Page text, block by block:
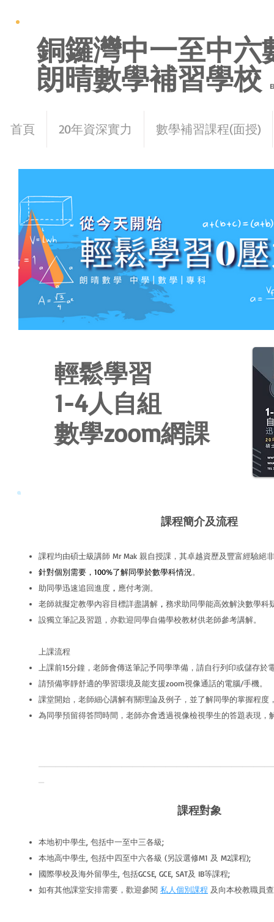
銅鑼灣中一至中六
朗晴數學補習學校
首頁 20年資深實力 數學補習課程(面授)
輕鬆學習
1-4人自組
數學zoom網課
課程簡介及流程
課程均由碩士級講師 Mr Mak 親自授課，其卓越資歷及豐富經驗絕
針對個別需要，100%了解同學於數學科情況 。
助同學迅速追回進度 ， 應付考測。
老師就擬定教學內容目標詳盡講解 ， 務求助同學能高效解決數學科
設獨立筆記及習題，亦歡迎同學自備學校教材供老師參考講解。
上課流程
上課前15分鐘，老師會傳送筆記予同學準備，請自行列印或儲存於
請預備寧靜舒適的學習環境及能支援zoom視像通話的電腦/手機。
課堂開始，老師細心講解有關理論及例子，並了解同學的掌握程度
為同學預留得答問時間，老師亦會透過視像檢視學生的答題表現，
​課程對象
本地初中學生, 包括中一至中三各級;
本地高中學生, 包括中四至中六各級 (另設選修M1 及 M2課程);
國際學校及海外留學生, 包括GCSE, GCE, SAT及 IB等課程;
如有其他課堂安排需要，歡迎參閱 私人個別課程 及向本校教職員